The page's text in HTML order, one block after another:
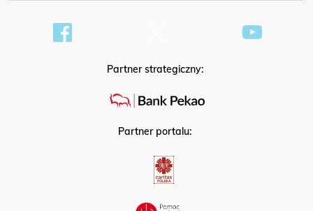
Partner strategiczny:
Partner portalu: